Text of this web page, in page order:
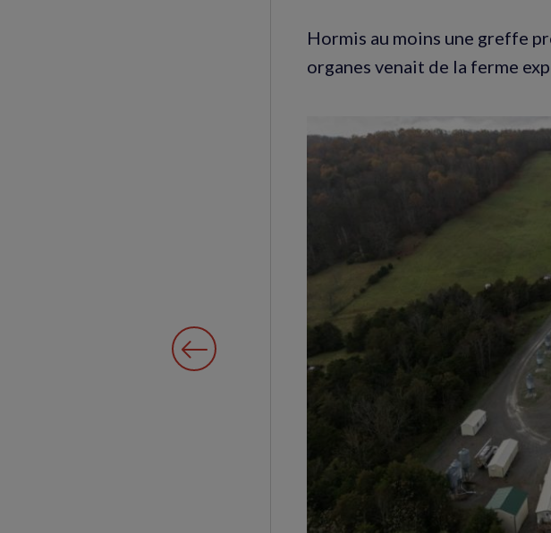
Hormis au moins une greffe
organes venait de la ferme